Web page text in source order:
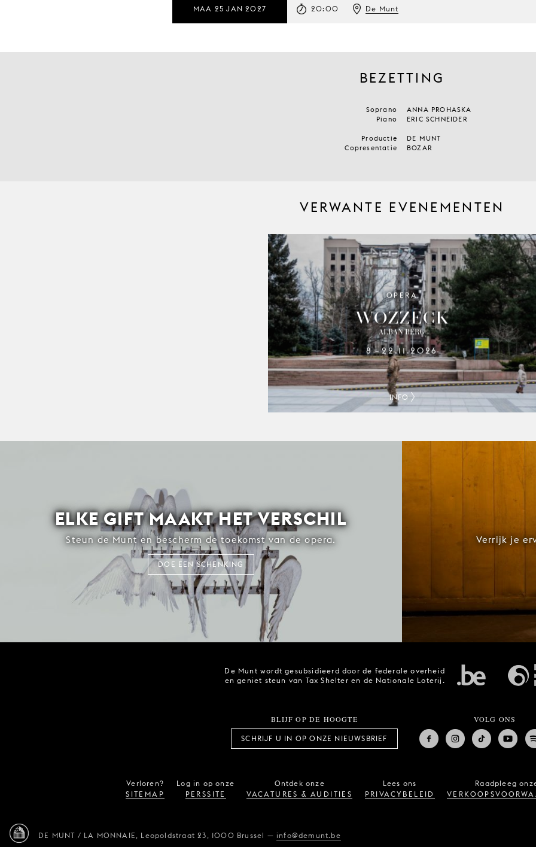
MAA 25 JAN 2027 20:00 De Munt
BEZETTING
Soprano
ANNA PROHASKA
Piano
ERIC SCHNEIDER
Productie
DE MUNT
Copresentatie
BOZAR
VERWANTE EVENEMENTEN
OPERA
WOZZECK
ALBAN BERG
8–22.11.2026
INFO
ELKE GIFT MAAKT HET VERSCHIL
Steun de Munt en bescherm de toekomst van de opera.
DOE EEN SCHENKING
Verrijk je
De Munt wordt gesubsidieerd door de federale overheid
en geniet steun van Tax Shelter en de Nationale Loterij.
BLIJF OP DE HOOGTE
SCHRIJF U IN OP ONZE NIEUWSBRIEF
VOLG ONS
Verloren?
SITEMAP
Log in op onze
PERSSITE
Ontdek onze
VACATURES & AUDITIES
Lees ons
PRIVACYBELEID
Raadpleeg
DE MUNT / LA MONNAIE, Leopoldstraat 23, 1000 Brussel —info@demunt.be